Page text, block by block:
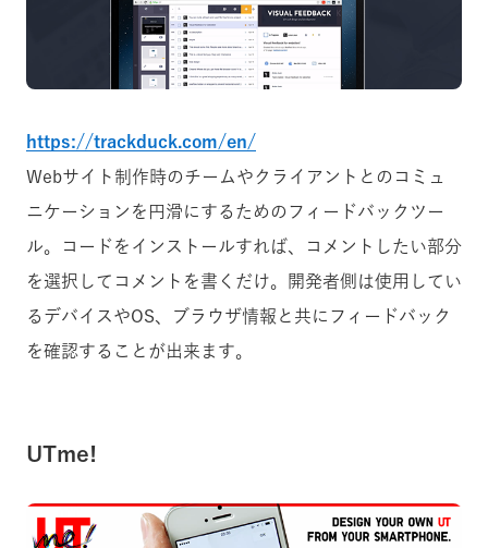
https://trackduck.com/en/
Webサイト制作時のチームやクライアントとのコミュ
ニケーションを円滑にするためのフィードバックツー
ル。コードをインストールすれば、コメントしたい部分
を選択してコメントを書くだけ。開発者側は使用してい
るデバイスやOS、ブラウザ情報と共にフィードバック
を確認することが出来ます。
UTme!